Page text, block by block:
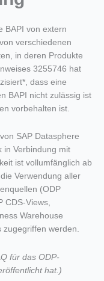
BAPI von extern
verschiedenen
in deren Produkte
3255746 hat
dass eine
BAPI nicht zulässig ist
vorbehalten ist.
SAP Datasphere
in Verbindung mit
ist vollumfänglich ab
Verwendung aller
(ODP
CDS-Views,
Warehouse
werden.
für das ODP-
hat.)